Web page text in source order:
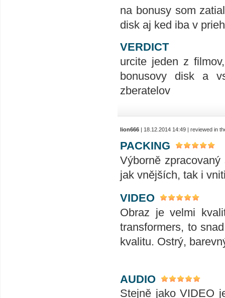
na bonusy som
disk aj ked iba v
VERDICT
urcite jeden z
bonusovy disk a
zberatelov
lion666 | 18.12.2014 14:49 | reviewed in
PACKING
Výborně
jak vnějších, tak i
VIDEO
Obraz je velmi
transformers, to
kvalitu. Ostrý,
AUDIO
Stejně jako VIDEO